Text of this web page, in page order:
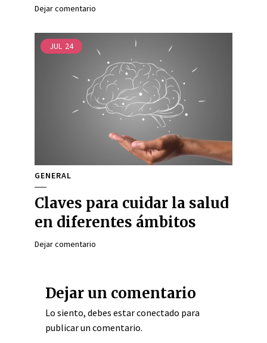
Dejar comentario
JUL 24
GENERAL
Claves para cuidar la salud
en diferentes ámbitos
Dejar comentario
Dejar un comentario
Lo siento, debes estarconectado para
publicar un comentario.